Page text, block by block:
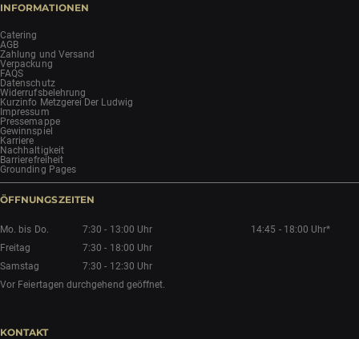
INFORMATIONEN
Catering
AGB
Zahlung und Versand
Verpackung
FAQS
Datenschutz
Widerrufsbelehrung
Kurzinfo Metzgerei Der Ludwig
Impressum
Pressemappe
Gewinnspiel
Karriere
Nachhaltigkeit
Barrierefreiheit
Grounding Pages
ÖFFNUNGSZEITEN
Mo. bis Do. 7:30 - 13:00 Uhr
14:45 - 18:00 Uhr*
Freitag
7:30 - 18:00 Uhr
Samstag
7:30 - 12:30 Uhr
Vor Feiertagen durchgehend geöffnet.
KONTAKT